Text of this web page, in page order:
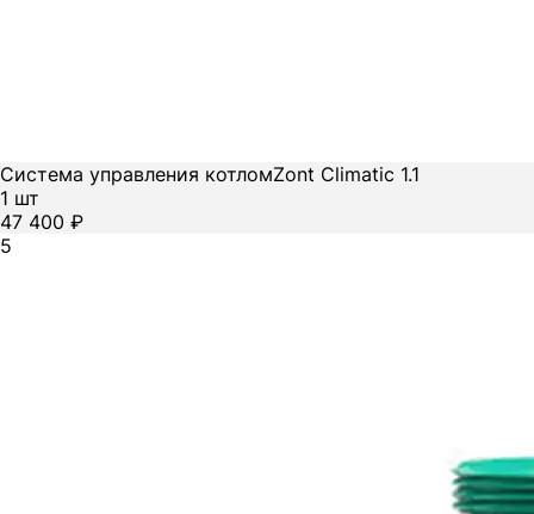
Система управления котломZont Climatic 1.1
1 шт
47 400 ₽
5